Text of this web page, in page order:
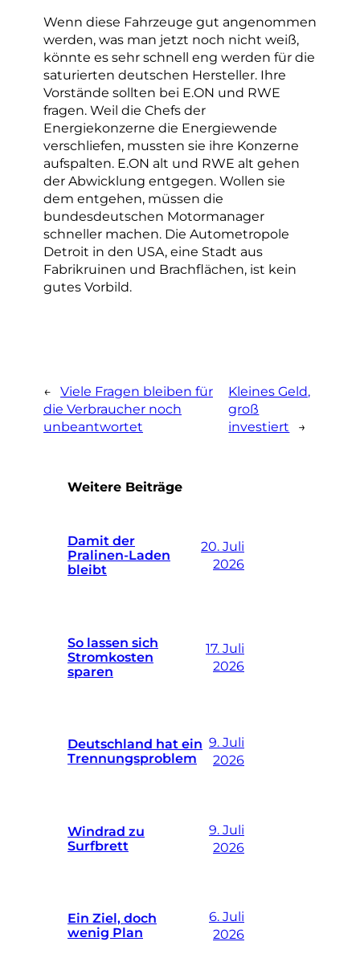
Wenn diese Fahrzeuge gut angenommen
werden, was man jetzt noch nicht weiß,
könnte es sehr schnell eng werden für die
saturierten deutschen Hersteller. Ihre
Vorstände sollten bei E.ON und RWE
fragen. Weil die Chefs der
Energiekonzerne die Energiewende
verschliefen, mussten sie ihre Konzerne
aufspalten. E.ON alt und RWE alt gehen
der Abwicklung entgegen. Wollen sie
dem entgehen, müssen die
bundesdeutschen Motormanager
schneller machen. Die Autometropole
Detroit in den USA, eine Stadt aus
Fabrikruinen und Brachflächen, ist kein
gutes Vorbild.
← Viele Fragen bleiben für
die Verbraucher noch
unbeantwortet
Kleines Geld,
groß
investiert
→
Weitere Beiträge
Damit der
Pralinen-Laden
bleibt
20. Juli
2026
So lassen sich
Stromkosten
sparen
17. Juli
2026
Deutschland hat ein
Trennungsproblem
9. Juli
2026
Windrad zu
Surfbrett
9. Juli
2026
Ein Ziel, doch
wenig Plan
6. Juli
2026